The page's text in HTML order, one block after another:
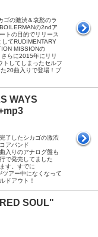
ゴの激渋＆哀愁のラ
の2ndア
トの目的でリリース
てRUDIMENTARY
MISSIONの
らに2015年にリリ
トしてしまったセルフ
20曲入りで登場！ブ
WAYS
了したシカゴの激渋
アバンド
入りのアナログ盤も
で発売してました
す。すでに
アー中になくなって
ドアウト！
SOUL"